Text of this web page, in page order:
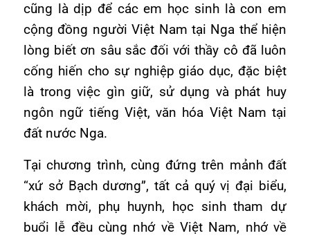
cũng là dịp để các em học sinh là con em
cộng đồng người Việt Nam tại Nga thể hiện
lòng biết ơn sâu sắc đối với thầy cô đã luôn
cống hiến cho sự nghiệp giáo dục, đặc biệt
là trong việc gìn giữ, sử dụng và phát huy
ngôn ngữ tiếng Việt, văn hóa Việt Nam tại
đất nước Nga.
Tại chương trình, cùng đứng trên mảnh đất
“xứ sở Bạch dương”, tất cả quý vị đại biểu,
khách mời, phụ huynh, học sinh tham dự
buổi lễ đều cùng nhớ về Việt Nam, nhớ về